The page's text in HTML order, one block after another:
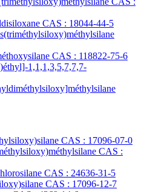
CAS : 18044-44-5
CAS : 118822-75-6
1,1,1,3,5,7,7,7-
CAS : 17096-07-0
CAS :
CAS : 24636-31-5
CAS : 17096-12-7